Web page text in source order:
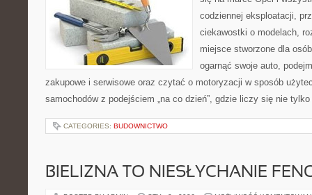
codziennej eksploatacji,
ciekawostki o modelach,
miejsce stworzone dla
ogarnąć swoje auto,
zakupowe i serwisowe oraz czytać o motoryzacji w sposób
samochodów z podejściem „na co dzień”, gdzie liczy się nie
CATEGORIES: BUDOWNICTWO
BIELIZNA TO NIESŁYCHANIE